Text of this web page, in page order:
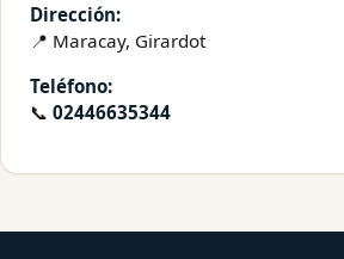
Dirección:
📍 Maracay, Girardot
Teléfono:
📞 02446635344